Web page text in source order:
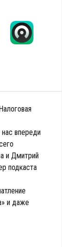
впереди
и Дмитрий
подкаста
и даже